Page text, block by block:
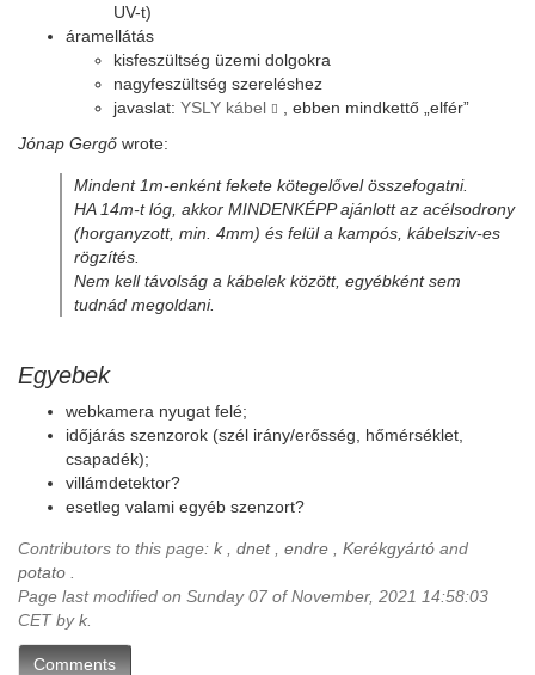
UV-t)
áramellátás
kisfeszültség üzemi dolgokra
nagyfeszültség szereléshez
javaslat: YSLY kábel
, ebben mindkettő „elfér”
Jónap Gergő wrote:
Mindent 1m-enként fekete kötegelővel összefogatni.
HA 14m-t lóg, akkor MINDENKÉPP ajánlott az acélsodrony
(horganyzott, min. 4mm) és felül a kampós, kábelsziv-es
rögzítés.
Nem kell távolság a kábelek között, egyébként sem
tudnád megoldani.
Egyebek
webkamera nyugat felé;
időjárás szenzorok (szél irány/erősség, hőmérséklet,
csapadék);
villámdetektor?
esetleg valami egyéb szenzort?
Contributors to this page: k dnet, endre Kerékgyártó and
potato
Page last modified on Sunday 07 of November, 2021 14:58:03
CET byk
Comments